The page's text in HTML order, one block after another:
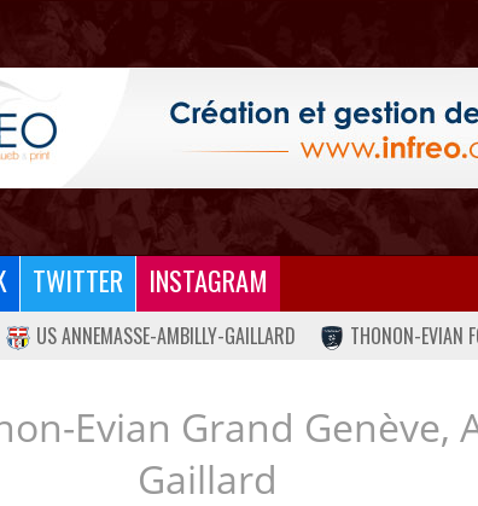
TWITTER INSTAGRAM
US ANNEMASSE-AMBILLY-GAILLARD THONON-EVIAN
Evian Grand Genève,
Gaillard